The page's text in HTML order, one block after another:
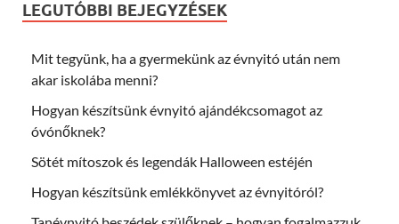
LEGUTÓBBI BEJEGYZÉSEK
Mit tegyünk, ha a gyermekünk az évnyitó után nem
akar iskolába menni?
Hogyan készítsünk évnyitó ajándékcsomagot az
óvónőknek?
Sötét mítoszok és legendák Halloween estéjén
Hogyan készítsünk emlékkönyvet az évnyitóról?